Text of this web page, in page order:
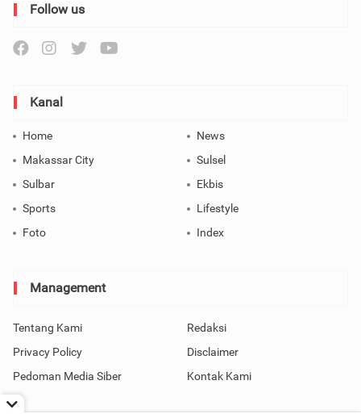
Follow us
Kanal
Home
News
Makassar City
Sulsel
Sulbar
Ekbis
Sports
Lifestyle
Foto
Index
Management
Tentang Kami
Redaksi
Privacy Policy
Disclaimer
Pedoman Media Siber
Kontak Kami